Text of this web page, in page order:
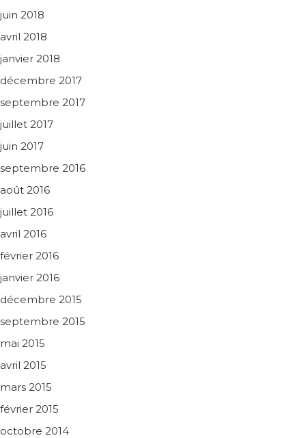
juin 2018
avril 2018
janvier 2018
décembre 2017
septembre 2017
juillet 2017
juin 2017
septembre 2016
août 2016
juillet 2016
avril 2016
février 2016
janvier 2016
décembre 2015
septembre 2015
mai 2015
avril 2015
mars 2015
février 2015
octobre 2014